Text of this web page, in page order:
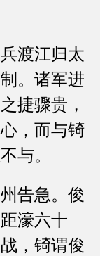
渡江归太
。诸军进
捷骤贵，
，而与锜
与。
告急。俊
濠六十
，锜谓俊